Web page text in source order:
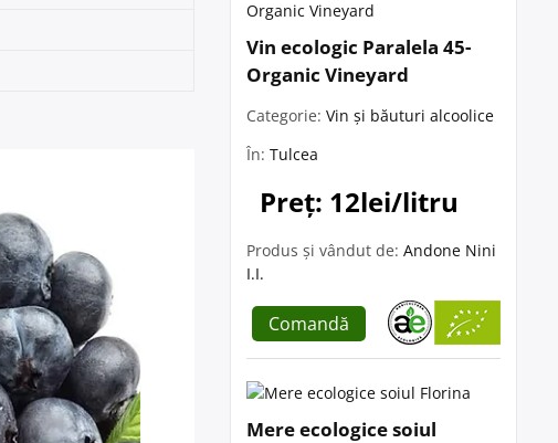
Vin ecologic Paralela 45-
Organic Vineyard
Categorie: Vin și băuturi alcoolice
În: Tulcea
Preț: 12lei/litru
Produs și vândut de: Andone Nini
I.I.
Comandă
Mere ecologice soiul